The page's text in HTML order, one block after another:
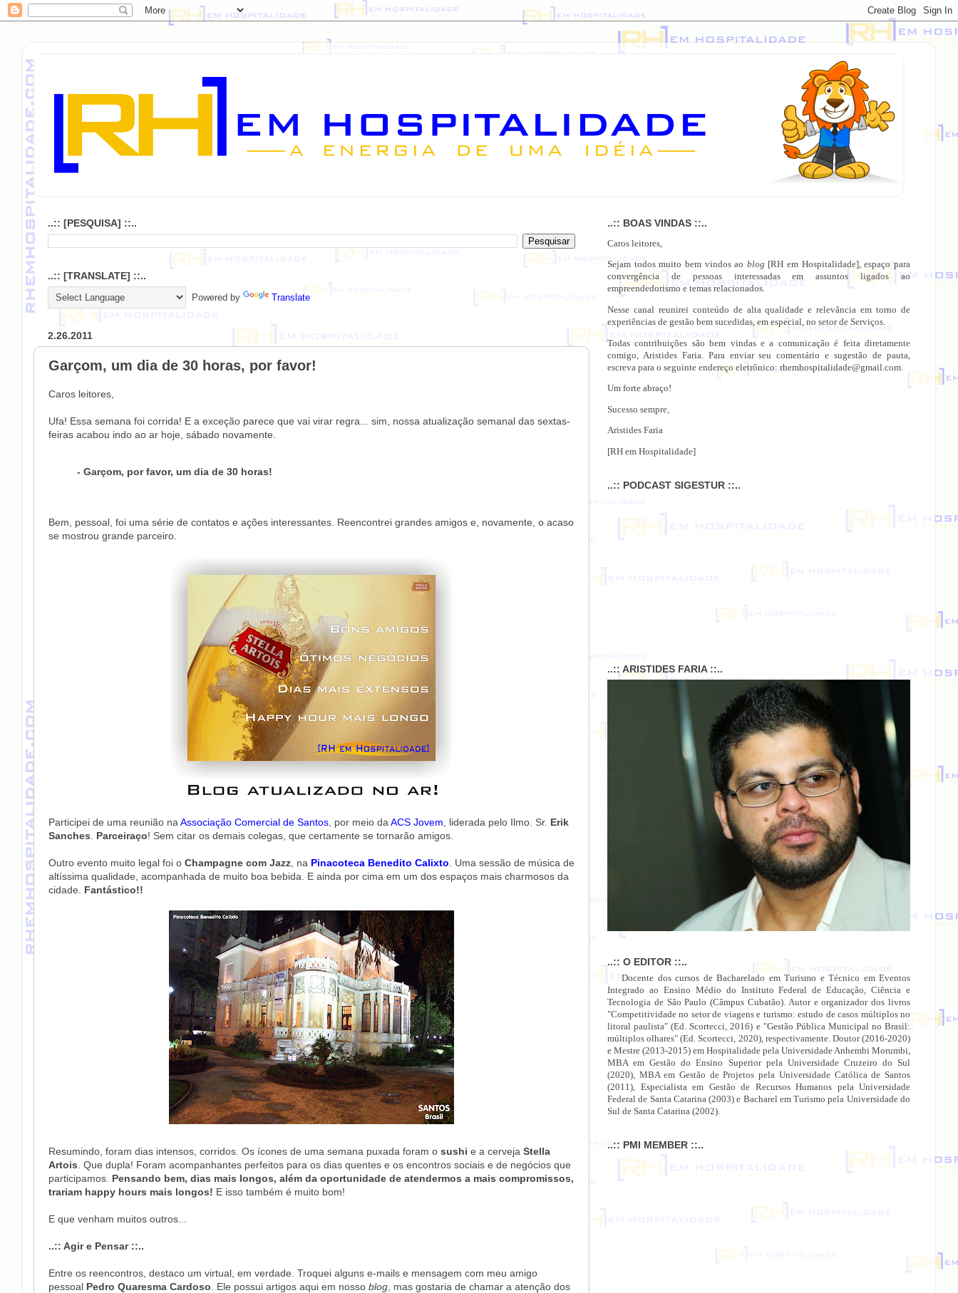
..:: [PESQUISA] ::..
..:: [TRANSLATE] ::..
Powered by Translate
2.26.2011
Garçom, um dia de 30 horas, por favor!
Caros leitores,
Ufa! Essa semana foi corrida! E a exceção parece que vai virar regra... sim, nossa atualização semanal das sextas-
feiras acabou indo ao ar hoje, sábado novamente.
- Garçom, por favor, um dia de 30 horas!
Bem, pessoal, foi uma série de contatos e ações interessantes. Reencontrei grandes amigos e, novamente, o acaso
se mostrou grande parceiro.
Participei de uma reunião na Associação Comercial de Santos , por meio da ACS Jovem , liderada pelo Ilmo. Sr. Erik
Sanches
Parceiraço! Sem citar os demais colegas, que certamente se tornarão amigos.
Outro evento muito legal foi o Champagne com Jazz , na Pinacoteca Benedito Calixto . Uma sessão de música de
altíssima qualidade, acompanhada de muito boa bebida. E ainda por cima em um dos espaços mais charmosos da
cidade. Fantástico!!
Resumindo, foram dias intensos, corridos. Os ícones de uma semana puxada foram o sushi e a cerveja Stella
Artois . Que dupla! Foram acompanhantes perfeitos para os dias quentes e os encontros sociais e de negócios que
participamos. Pensando bem, dias mais longos, além da oportunidade de atendermos a mais compromissos,
trariam happy hours mais longos! E isso também é muito bom!
E que venham muitos outros...
..:: Agir e Pensar ::..
Entre os reencontros, destaco um virtual, em verdade. Troquei alguns e-mails e mensagem com meu amigo
pessoal Pedro Quaresma Cardoso . Ele possui artigos aqui em nosso blog , mas gostaria de chamar a atenção dos
..:: BOAS VINDAS ::..
Caros leitores,
Sejam todos muito bem vindos ao blog [RH em Hospitalidade], espaço para
convergência de pessoas interessadas em assuntos ligados ao
empreendedorismo e temas relacionados.
Nesse canal reunirei conteúdo de alta qualidade e relevância em torno de
experiências de gestão bem sucedidas, em especial, no setor de Serviços.
Todas contribuições são bem vindas e a comunicação é feita diretamente
comigo, Aristides Faria. Para enviar seu comentário e sugestão de pauta,
escreva para o seguinte endereço eletrônico: rhemhospitalidade@gmail.com.
Um forte abraço!
Sucesso sempre,
Aristides Faria
[RH em Hospitalidade]
..:: PODCAST SIGESTUR ::..
..:: ARISTIDES FARIA ::..
..:: O EDITOR ::..
Docente dos cursos de Bacharelado em Turismo e Técnico em Eventos
Integrado ao Ensino Médio do Instituto Federal de Educação, Ciência e
Tecnologia de São Paulo (Câmpus Cubatão). Autor e organizador dos livros
"Competitividade no setor de viagens e turismo: estudo de casos múltiplos no
litoral paulista" (Ed. Scortecci, 2016) e "Gestão Pública Municipal no Brasil:
múltiplos olhares" (Ed. Scortecci, 2020), respectivamente. Doutor (2016-2020)
e Mestre (2013-2015) em Hospitalidade pela Universidade Anhembi Morumbi,
MBA em Gestão do Ensino Superior pela Universidade Cruzeiro do Sul
(2020), MBA em Gestão de Projetos pela Universidade Católica de Santos
(2011), Especialista em Gestão de Recursos Humanos pela Universidade
Federal de Santa Catarina (2003) e Bacharel em Turismo pela Universidade do
Sul de Santa Catarina (2002).
..:: PMI MEMBER ::..